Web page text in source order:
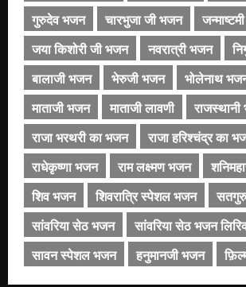
गुरुदेव भजन
चारभुजा जी भजन
जया किशोरी जी भजन
नवरात्री भजन
बालाजी भजन
भेरुजी भजन
भोलेनाथ
माताजी भजन
माताजी लावणी
राजा भरथरी का भजन
राजा हरिश्चंद्र का
राधेकृष्णा भजन
राम लक्ष्मण भजन
शिव भजन
शिवरात्रि स्पेशल भजन
सांवरिया सेठ भजन
सांवरिया सेठ भजन
सावन स्पेशल भजन
हनुमानजी भजन